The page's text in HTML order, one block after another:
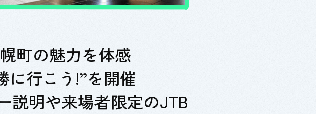
町の魅力を体感
に行こう!”を開催
説明や来場者限定のJTB